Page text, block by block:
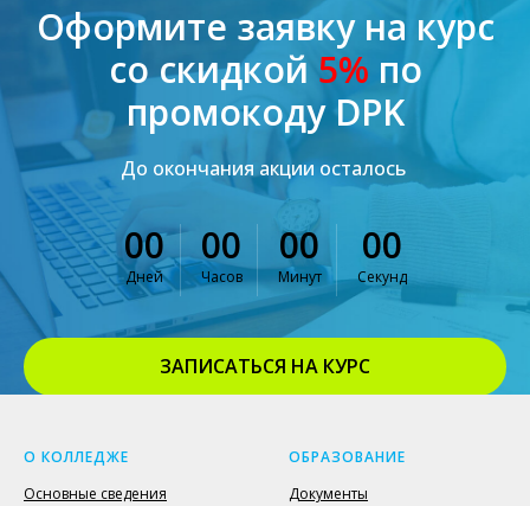
Оформите заявку на курс
со скидкой 5% по
промокоду DPK
До окончания акции осталось
00
Дней
00
Часов
00
Минут
00
Секунд
ЗАПИСАТЬСЯ НА КУРС
ВЕРНУТЬСЯ К ОФОРМЛЕНИЮ
О КОЛЛЕДЖЕ
Основные сведения
ОБРАЗОВАНИЕ
Документы